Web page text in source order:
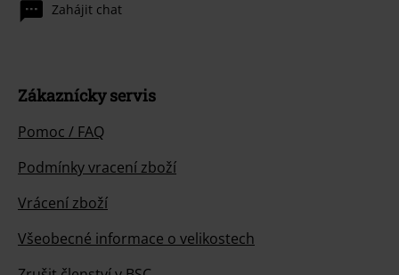
Zahájit chat
Zákaznícky servis
Pomoc / FAQ
Podmínky vracení zboží
Vrácení zboží
Všeobecné informace o velikostech